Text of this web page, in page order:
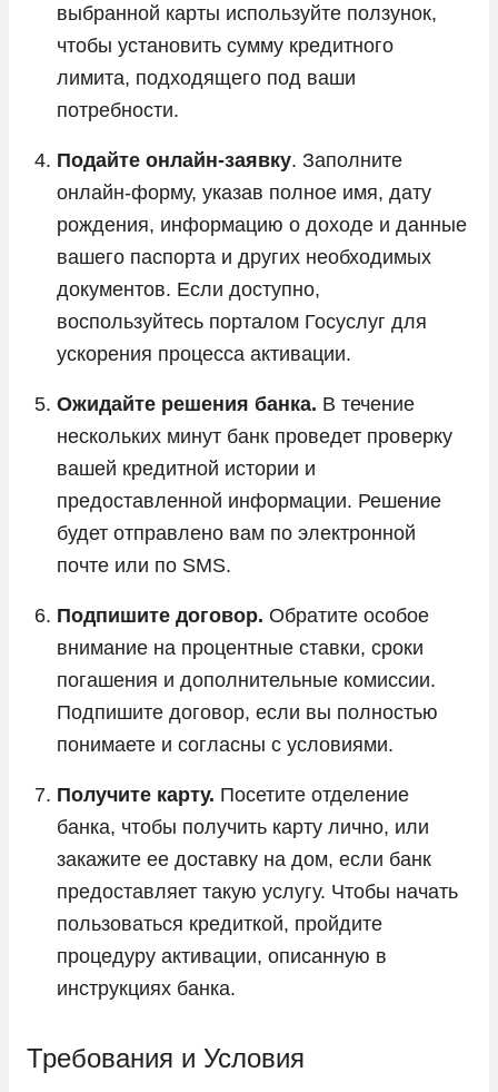
выбранной карты используйте ползунок,
чтобы установить сумму кредитного
лимита, подходящего под ваши
потребности.
Подайте онлайн-заявку. Заполните
онлайн-форму, указав полное имя, дату
рождения, информацию о доходе и данные
вашего паспорта и других необходимых
документов. Если доступно,
воспользуйтесь порталом Госуслуг для
ускорения процесса активации.
Ожидайте решения банка. В течение
нескольких минут банк проведет проверку
вашей кредитной истории и
предоставленной информации. Решение
будет отправлено вам по электронной
почте или по SMS.
Подпишите договор. Обратите особое
внимание на процентные ставки, сроки
погашения и дополнительные комиссии.
Подпишите договор, если вы полностью
понимаете и согласны с условиями.
Получите карту. Посетите отделение
банка, чтобы получить карту лично, или
закажите ее доставку на дом, если банк
предоставляет такую услугу. Чтобы начать
пользоваться кредиткой, пройдите
процедуру активации, описанную в
инструкциях банка.
Требования и Условия